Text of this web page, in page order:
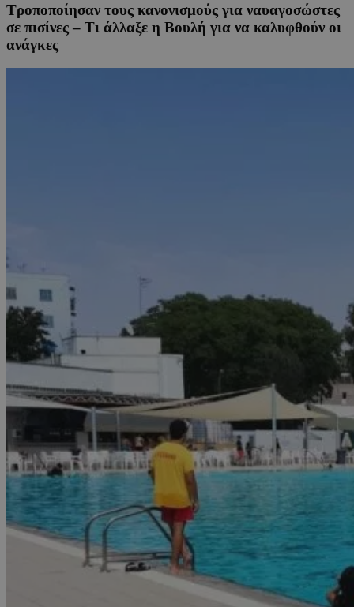
Τροποποίησαν τους κανονισμούς για ναυαγοσώστες
σε πισίνες – Τι άλλαξε η Βουλή για να καλυφθούν οι
ανάγκες